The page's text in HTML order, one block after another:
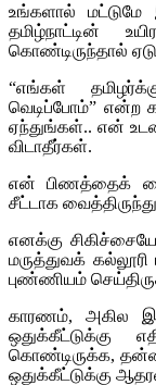
உங்களால் மட்டுமே
தமிழ்நாட்டின்
கொண்டிருந்தால்
“எங்கள்
வெடிப்போம்” என்ற
ஏந்துங்கள்.. என்
விடாதீர்கள்.
என் பிணத்தைக்
சீட்டாக
எனக்கு
மருத்துவக்
புண்ணியம்
காரணம், அகில
ஒதுக்கீட்டுக்கு
கொண்டிருக்க,
ஒதுக்கீட்டுக்கு